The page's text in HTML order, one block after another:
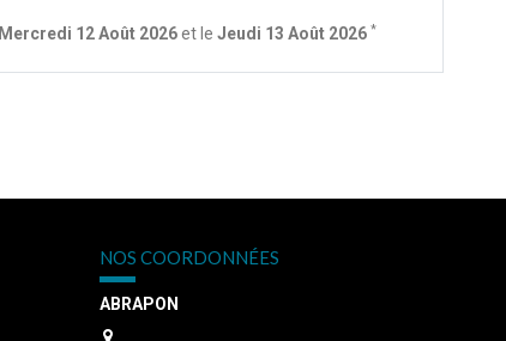
Mercredi 12 Août 2026et le Jeudi 13 Août 2026 *
NOS COORDONNÉES
ABRAPON